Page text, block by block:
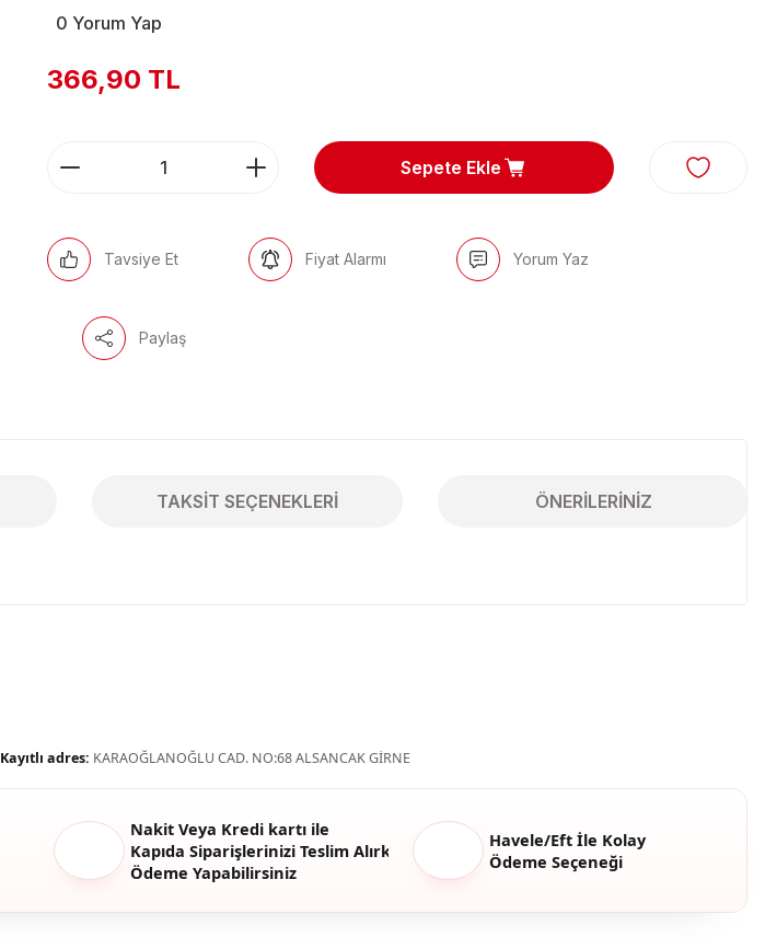
0 Yorum Yap
366,90 TL
Sepete Ekle
Tavsiye Et Fiyat Alarmı Yorum Yaz
Paylaş
TAKSIT SEÇENEKLERI ÖNERILERINIZ
Kayıtlı adres: KARAOĞLANOĞLU CAD. NO:68 ALSANCAK GİRNE
Nakit Veya Kredi kartı ile
Kapıda Siparişlerinizi Teslim Alırken
Ödeme Yapabilirsiniz
Havele/Eft İle Kolay
Ödeme Seçeneği